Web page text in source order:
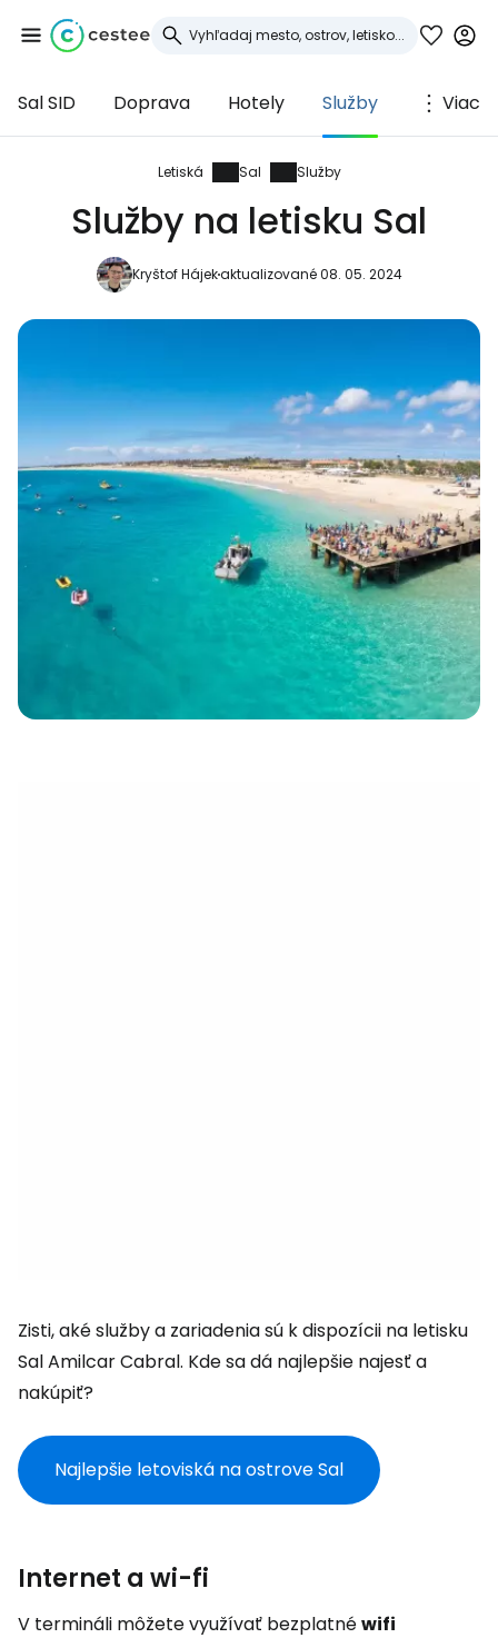
Sal SID Doprava Hotely Služby Viac
Letiská Sal Služby
Služby na letisku Sal
Kryštof Hájekaktualizované 08. 05. 2024
Zisti, aké služby a zariadenia sú k dispozícii na letisku
Sal Amilcar Cabral. Kde sa dá najlepšie najesť a
nakúpiť?
Najlepšie letoviská na ostrove Sal
Internet a wi-fi
V termináli môžete využívať bezplatnéwifi
Prihláste sa do
služby Cestee
... celosvetovej komunity cestovateľov
Pokračovať na Facebooku
Pokračovať s e-mailom